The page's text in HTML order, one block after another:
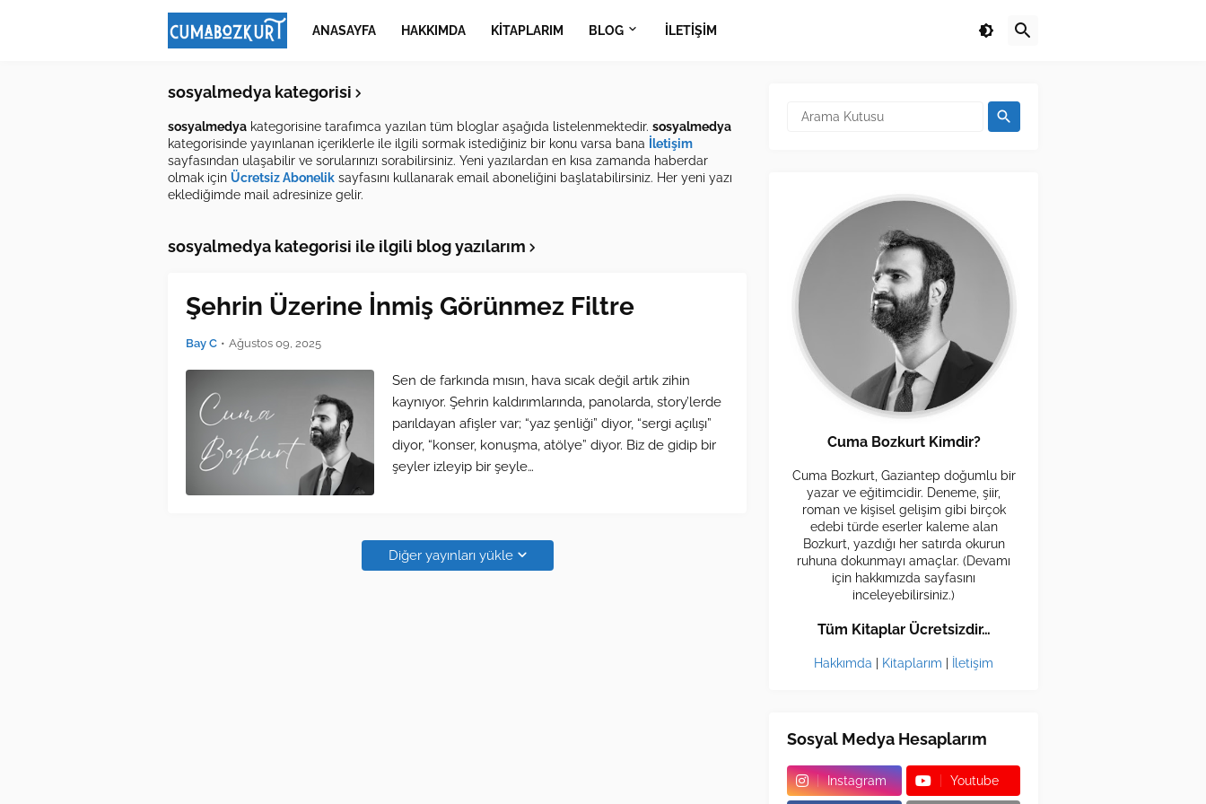
ANASAYFA HAKKIMDA KİTAPLARIM BLOG İLETİŞİM
sosyalmedya kategorisi
sosyalmedya kategorisine tarafımca yazılan tüm bloglar aşağıda listelenmektedir. sosyalmedya
kategorisinde yayınlanan içeriklerle ile ilgili sormak istediğiniz bir konu varsa bana
İletişim
sayfasından ulaşabilir ve sorularınızı sorabilirsiniz. Yeni yazılardan en kısa zamanda haberdar
olmak için Ücretsiz Abonelik sayfasını kullanarak email aboneliğini başlatabilirsiniz. Her yeni yazı
eklediğimde mail adresinize gelir.
sosyalmedya kategorisi ile ilgili blog yazılarım
Şehrin Üzerine İnmiş Görünmez Filtre
Bay C • Ağustos 09, 2025
Sen de farkında mısın, hava sıcak değil artık zihin
kaynıyor. Şehrin kaldırımlarında, panolarda, story’lerde
parıldayan afişler var; “yaz şenliği” diyor, “sergi açılışı”
diyor, “konser, konuşma, atölye” diyor. Biz de gidip bir
şeyler izleyip bir şeyle…
Diğer yayınları yükle
Cuma Bozkurt Kimdir?
Cuma Bozkurt, Gaziantep doğumlu bir
yazar ve eğitimcidir. Deneme, şiir,
roman ve kişisel gelişim gibi birçok
edebi türde eserler kaleme alan
Bozkurt, yazdığı her satırda okurun
ruhuna dokunmayı amaçlar. (Devamı
için hakkımızda sayfasını
inceleyebilirsiniz.)
Tüm Kitaplar Ücretsizdir…
Hakkımda Kitaplarım İletişim
Sosyal Medya Hesaplarım
Instagram Youtube